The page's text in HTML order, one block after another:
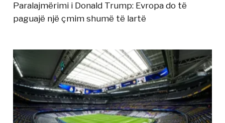
Paralajmërimi i Donald Trump: Evropa do të
paguajë një çmim shumë të lartë